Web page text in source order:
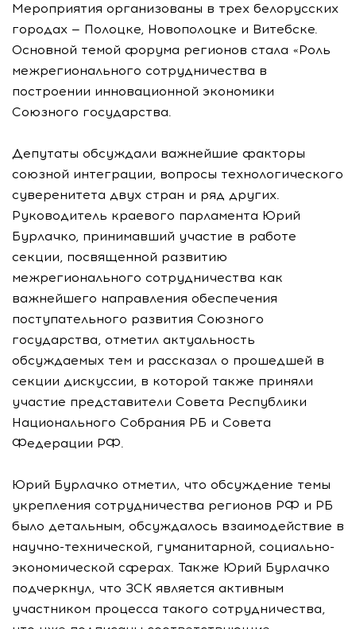
Мероприятия организованы в трех белорусских
городах — Полоцке, Новополоцке и Витебске.
Основной темой форума регионов стала «Роль
межрегионального сотрудничества в
построении инновационной экономики
Союзного государства.
Депутаты обсуждали важнейшие факторы
союзной интеграции, вопросы технологического
суверенитета двух стран и ряд других.
Руководитель краевого парламента Юрий
Бурлачко, принимавший участие в работе
секции, посвященной развитию
межрегионального сотрудничества как
важнейшего направления обеспечения
поступательного развития Союзного
государства, отметил актуальность
обсуждаемых тем и рассказал о прошедшей в
секции дискуссии, в которой также приняли
участие представители Совета Республики
Национального Собрания РБ и Совета
Федерации РФ.
Юрий Бурлачко отметил, что обсуждение темы
укрепления сотрудничества регионов РФ и РБ
было детальным, обсуждалось взаимодействие в
научно-технической, гуманитарной, социально-
экономической сферах. Также Юрий Бурлачко
подчеркнул, что ЗСК является активным
участником процесса такого сотрудничества,